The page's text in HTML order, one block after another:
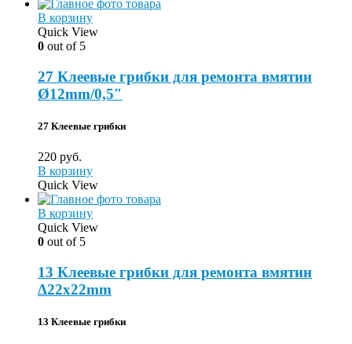
В корзину
Quick View
0 out of 5
27 Клеевые грибки для ремонта вмятин
Ø12mm/0,5″
27 Клеевые грибки
220 руб.
В корзину
Quick View
В корзину
Quick View
0 out of 5
13 Клеевые грибки для ремонта вмятин
Δ22x22mm
13 Клеевые грибки